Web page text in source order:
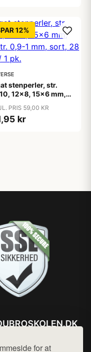
for at
12%
stenperler, str.
12x8, 15x6 mm,
stk./ 1 pk.
PRIS 59,00 KR
kr